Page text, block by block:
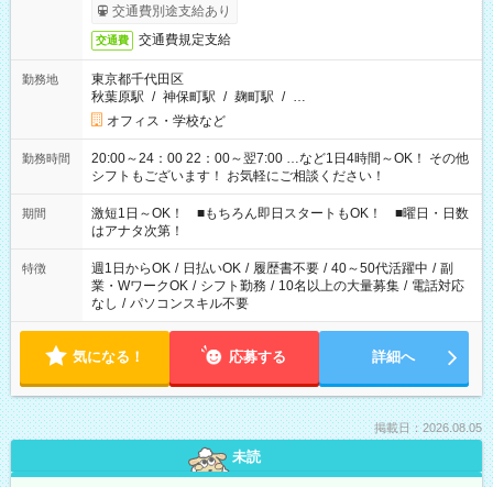
交通費別途支給あり
交通費 交通費規定支給
勤務地
東京都千代田区
秋葉原駅 / 神保町駅 / 麹町駅 / …
オフィス・学校など
勤務時間
20:00～24：00 22：00～翌7:00 …など1日4時間～OK！ その他
シフトもございます！ お気軽にご相談ください！
期間
激短1日～OK！ ■もちろん即日スタートもOK！ ■曜日・日数
はアナタ次第！
特徴 週1日からOK / 日払いOK / 履歴書不要 / 40～50代活躍中 / 副
業・WワークOK / シフト勤務 / 10名以上の大量募集 / 電話対応
なし / パソコンスキル不要
気になる！ 応募する 詳細へ
掲載日：2026.08.05
未読